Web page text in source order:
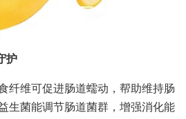
护
纤维可促进肠道蠕动，帮助维持肠
生菌能调节肠道菌群，增强消化能